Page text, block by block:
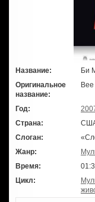
Название:
Би
Оригинальное
название:
Год:
Страна:
Слоган:
Жанр:
Время:
Цикл: